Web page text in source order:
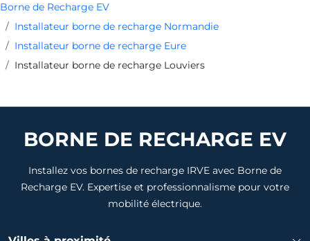
Borne de Recharge EV
Installateur borne de recharge Normandie
Installateur borne de recharge Eure
Installateur borne de recharge Louviers
BORNE DE RECHARGE EV
Installez vos bornes de recharge IRVE avec Borne de
Recharge EV. Expertise et professionnalisme pour votre
mobilité électrique.